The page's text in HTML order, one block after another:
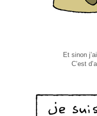
Et sinon
C’est